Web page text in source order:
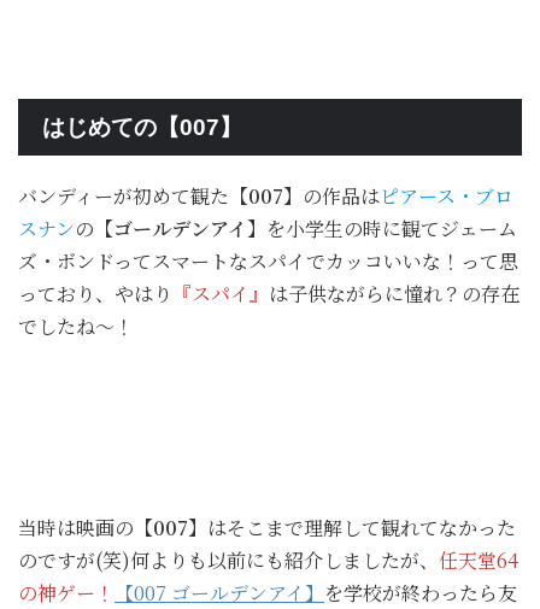
はじめての【007】
バンディーが初めて観た 【007】 の作品はピアース・ブロ
スナンの 【ゴールデンアイ】 を小学生の時に観てジェーム
ズ・ボンドってスマートなスパイでカッコいいな！って思
っており、やはり 『スパイ』 は子供ながらに憧れ？の存在
でしたね～！
当時は映画の 【007】 はそこまで理解して観れてなかった
のですが(笑)何よりも以前にも紹介しましたが、 任天堂64
の神ゲー！
【007 ゴールデンアイ】 を学校が終わったら友